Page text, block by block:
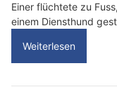
Einer flüchtete zu
einem Diensthund
Weiterlesen